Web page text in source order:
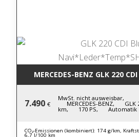
7.490 €
MwSt. nicht ausweisbar,
MERCEDES-BENZ, GLK
km, 170 PS, Automatik
CO₂-Emissionen (kombiniert): 174 g/km,
6,7 l/100 km